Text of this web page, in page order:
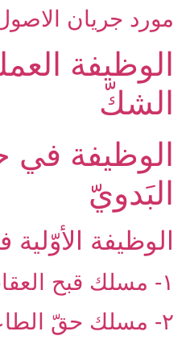
مورد جريان
الوظيفة
الشكّ‏
الوظيفة في
البَدويّ
الوظيفة
۱- مسلك قبح العقاب بلا بيان
۲- مسلك حقّ الطاعة